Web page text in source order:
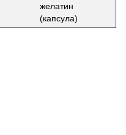
желатин
(капсула)